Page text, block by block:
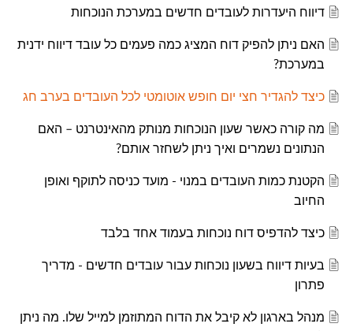
דיווח היעדרות לעובדים חדשים במערכת הנוכחות
האם ניתן להפיק דוח המציג כמה פעמים כל עובד דיווח ידנית
במערכת?
כיצד להגדיר חצי יום חופש אוטומטי לכל העובדים בערב חג
מה קורה כאשר שעון הנוכחות מנותק מהאינטרנט – האם
הנתונים נשמרים ואיך ניתן לשחזר אותם?
הקטנת כמות העובדים במנוי - מועד כניסה לתוקף ואופן
החיוב
כיצד להדפיס דוח נוכחות בעמוד אחד בלבד
בעיות דיווח בשעון נוכחות עבור עובדים חדשים - מדריך
פתרון
מנהל בארגון לא קיבל את הדוח המתוזמן למייל שלו. מה ניתן